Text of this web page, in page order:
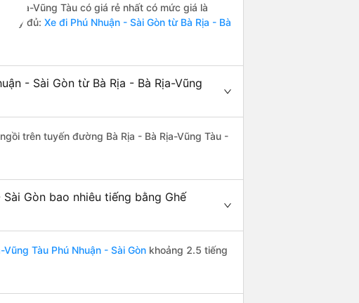
Rịa-Vũng Tàu có giá rẻ nhất có mức giá là
đầy đủ: Xe đi Phú Nhuận - Sài Gòn từ Bà Rịa - Bà
- Sài Gòn từ Bà Rịa - Bà Rịa-Vũng
trên tuyến đường Bà Rịa - Bà Rịa-Vũng Tàu -
Gòn bao nhiêu tiếng bằng Ghế
Tàu Phú Nhuận - Sài Gòn khoảng 2.5 tiếng